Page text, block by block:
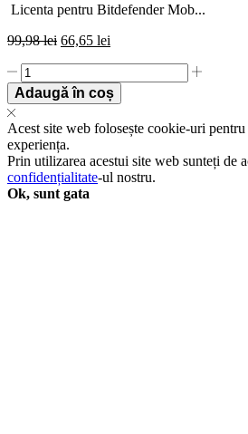
Licenta pentru Bitdefender Mob...
99,98lei 66,65 lei
Licenta
pentru
Bitdefender
Security
-
1-
Year
/
Adaugă în coș
Acest site web folosește cookie-uri
experiența.
Prin utilizarea acestui site web sunteți de
confidențialitate-ul nostru.
Ok, sunt gata